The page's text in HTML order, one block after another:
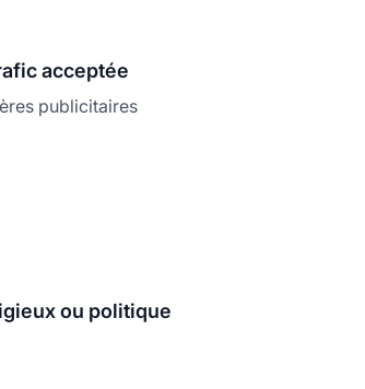
acceptée
publicitaires
ou politique